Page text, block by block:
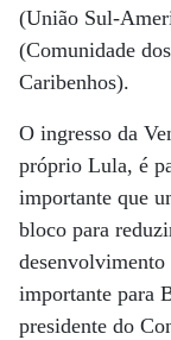
(União Sul-
(Comunidade
Caribenhos).
O ingresso da
próprio Lula, é
importante que
bloco para
importante para
presidente do